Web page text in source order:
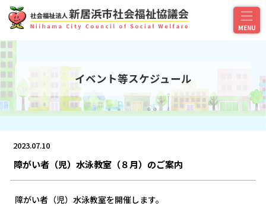
イベント等スケジュール
2023.07.10
障がい者（児）水泳教室（８月）のご案内
障がい者（児）水泳教室を開催します。